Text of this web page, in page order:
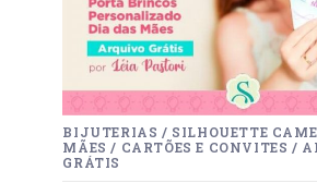
BIJUTERIAS / SILHOUETTE
MÃES / CARTÕES E CONVITES /
GRÁTIS